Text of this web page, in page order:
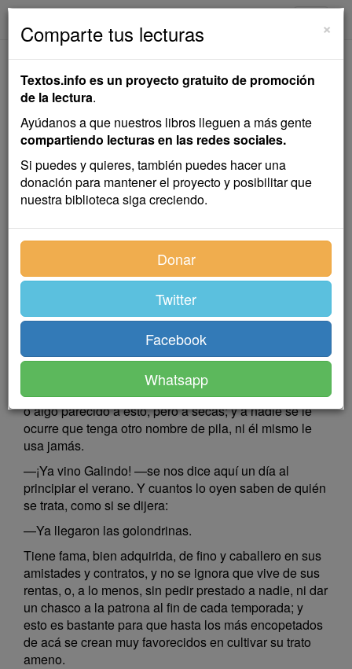
Un Despreocupado
José María de Pereda
Cuento
Se da un aire a todos los hombres que conocemos o
recordamos, de escasa talla, comunicativos, afables
sin afectación ni aparato, limpios y aseados, que
siempre parecen jóvenes, y llegan a morirse de viejos
sin que nadie lo crea, porque hasta el último instante
muchachosy por tales se les ha
tenido; hombres, por el exterior, insignificantes y
vulgares hasta en el menor de sus detalles; hombres,
en fin, de todos los pueblos, de todos los días y de
Se llama Galindo, o Manzanos, o Cañales, o Arenal...
o algo parecido a esto, pero a secas; y a nadie se le
ocurre que tenga otro nombre de pila, ni él mismo le
usa jamás.
—¡Ya vino Galindo! —se nos dice aquí un día al
principiar el verano. Y cuantos lo oyen saben de quién
se trata, como si se dijera:
—Ya llegaron las golondrinas.
Tiene fama, bien adquirida, de fino y caballero en sus
amistades y contratos, y no se ignora que vive de sus
rentas, o, a lo menos, sin pedir prestado a nadie, ni dar
un chasco a la patrona al fin de cada temporada; y
esto es bastante para que hasta los más encopetados
de acá se crean muy favorecidos en cultivar su trato
ameno.
×
Comparte tus lecturas
Textos.info es un proyecto gratuito de promoción
de la lectura.
Ayúdanos a que nuestros libros lleguen a más gente
compartiendo lecturas en las redes sociales.
Si puedes y quieres, también puedes hacer una
donación para mantener el proyecto y posibilitar que
nuestra biblioteca siga creciendo.
Donar
Twitter
Facebook
Whatsapp